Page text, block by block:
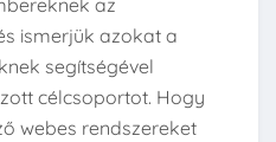
az
ismerjük azokat a
segítségével
célcsoportot. Hogy
webes rendszereket